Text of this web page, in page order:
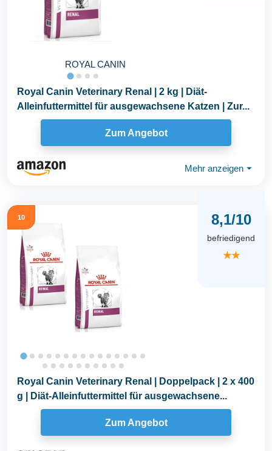
ROYAL CANIN
Royal Canin Veterinary Renal | 2 kg | Diät-
Alleinfuttermittel für ausgewachsene Katzen | Zur...
Zum Angebot
Mehr anzeigen ⏷
10 8,1/10
befriedigend
★★
Royal Canin Veterinary Renal | Doppelpack | 2 x 400
g | Diät-Alleinfuttermittel für ausgewachsene...
Zum Angebot